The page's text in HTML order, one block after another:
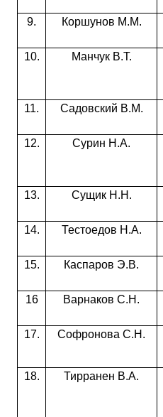
9.
Коршунов М.М.
10.
Манчук В.Т.
11.
Садовский В.М.
12.
Сурин Н.А.
13.
Сущик Н.Н.
14.
Тестоедов Н.А.
15.
Каспаров Э.В.
16
Варнаков С.Н.
17.
Софронова С.Н.
18.
Тирранен В.А.